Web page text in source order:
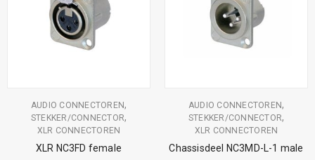
AUDIO CONNECTOREN,
STEKKER/CONNECTOR,
XLR CONNECTOREN
XLR NC3FD female
AUDIO CONNECTOREN,
STEKKER/CONNECTOR,
XLR CONNECTOREN
Chassisdeel NC3MD-L-1 male